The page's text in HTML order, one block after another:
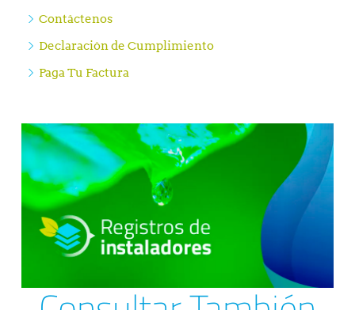
Contáctenos
Declaración de Cumplimiento
Paga Tu Factura